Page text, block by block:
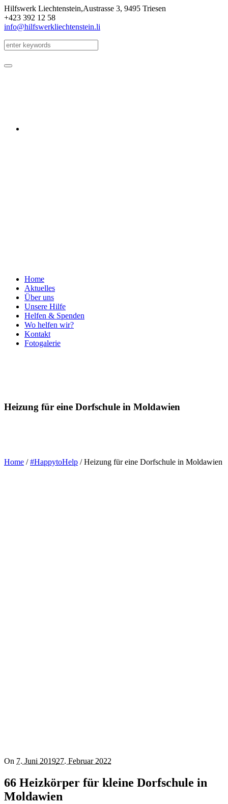
Hilfswerk Liechtenstein,Austrasse 3, 9495 Triesen
+423 392 12 58
info@hilfswerkliechtenstein.li
Home
Aktuelles
Über uns
Unsere Hilfe
Helfen & Spenden
Wo helfen wir?
Kontakt
Fotogalerie
Heizung für eine Dorfschule in Moldawien
Home /#HappytoHelp /Heizung für eine Dorfschule in Moldawien
On 7. Juni 201927. Februar 2022
66 Heizkörper für kleine Dorfschule in
Moldawien